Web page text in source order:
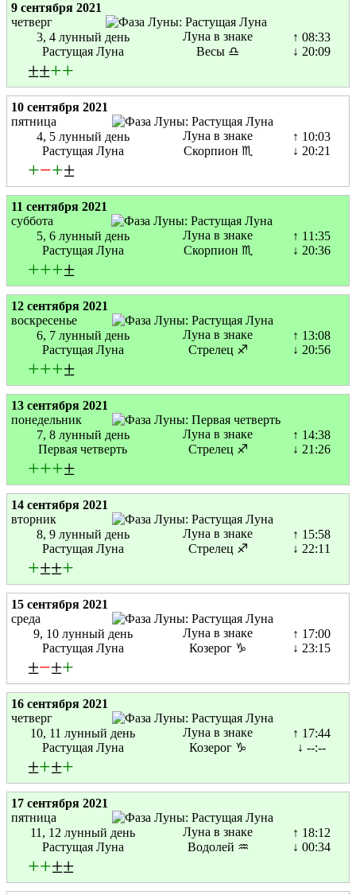
9 сентября 2021
четверг
3, 4 лунный день
Растущая Луна
Луна в знаке
Весы ♎
↑ 08:33
↓ 20:09
±±++
10 сентября 2021
пятница
4, 5 лунный день
Растущая Луна
Луна в знаке
Скорпион ♏
↑ 10:03
↓ 20:21
+−+±
11 сентября 2021
суббота
5, 6 лунный день
Растущая Луна
Луна в знаке
Скорпион ♏
↑ 11:35
↓ 20:36
+++±
12 сентября 2021
воскресенье
6, 7 лунный день
Растущая Луна
Луна в знаке
Стрелец ♐
↑ 13:08
↓ 20:56
+++±
13 сентября 2021
понедельник
7, 8 лунный день
Первая четверть
Луна в знаке
Стрелец ♐
↑ 14:38
↓ 21:26
+++±
14 сентября 2021
вторник
8, 9 лунный день
Растущая Луна
Луна в знаке
Стрелец ♐
↑ 15:58
↓ 22:11
+±±+
15 сентября 2021
среда
9, 10 лунный день
Растущая Луна
Луна в знаке
Козерог ♑
↑ 17:00
↓ 23:15
±−±+
16 сентября 2021
четверг
10, 11 лунный день
Растущая Луна
Луна в знаке
Козерог ♑
↑ 17:44
↓ --:--
±+±+
17 сентября 2021
пятница
11, 12 лунный день
Растущая Луна
Луна в знаке
Водолей ♒
↑ 18:12
↓ 00:34
++±±